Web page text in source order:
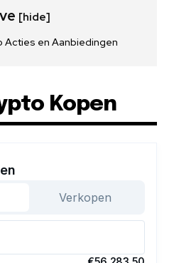
[hide]
Acties en Aanbiedingen
Kopen